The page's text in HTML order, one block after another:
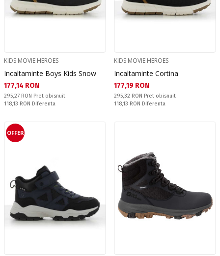
KIDS MOVIE HEROES
Incaltaminte Boys Kids Snow
Текуща цена:
177,14 RON
Pret obisnuit:
295,27 RON Pret obisnuit
Спестявате:
118,13 RON Diferenta
KIDS MOVIE HEROES
Incaltaminte Cortina
Текуща цена:
177,19 RON
Pret obisnuit:
295,32 RON Pret obisnuit
Спестявате:
118,13 RON Diferenta
OFFER